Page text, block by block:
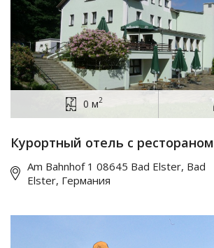
0 м2
Курортный отель с рестораном
Am Bahnhof 1 08645 Bad Elster, Bad
Elster, Германия